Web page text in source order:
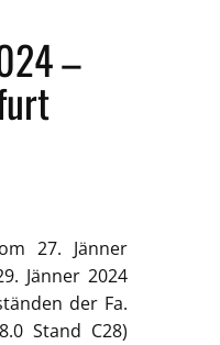
–
27. Jänner
Jänner 2024
der Fa.
Stand C28)